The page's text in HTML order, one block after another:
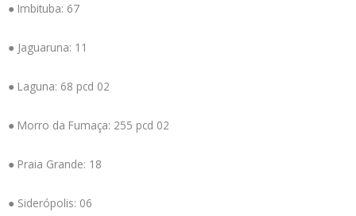
● Imbituba: 67
● Jaguaruna: 11
● Laguna: 68 pcd 02
● Morro da Fumaça: 255 pcd 02
● Praia Grande: 18
● Siderópolis: 06